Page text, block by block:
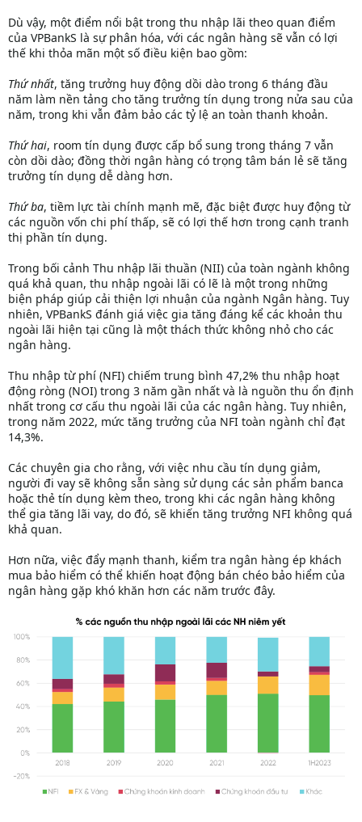
Dù vậy, một điểm nổi bật trong thu nhập lãi theo quan điểm
của VPBankS là sự phân hóa, với các ngân hàng sẽ vẫn có lợi
thế khi thỏa mãn một số điều kiện bao gồm:
Thứ nhất, tăng trưởng huy động dồi dào trong 6 tháng đầu
năm làm nền tảng cho tăng trưởng tín dụng trong nửa sau của
năm, trong khi vẫn đảm bảo các tỷ lệ an toàn thanh khoản.
Thứ hai, room tín dụng được cấp bổ sung trong tháng 7 vẫn
còn dồi dào; đồng thời ngân hàng có trọng tâm bán lẻ sẽ tăng
trưởng tín dụng dễ dàng hơn.
Thứ ba, tiềm lực tài chính mạnh mẽ, đặc biệt được huy động từ
các nguồn vốn chi phí thấp, sẽ có lợi thế hơn trong cạnh tranh
thị phần tín dụng.
Trong bối cảnh Thu nhập lãi thuần (NII) của toàn ngành không
quá khả quan, thu nhập ngoài lãi có lẽ là một trong những
biện pháp giúp cải thiện lợi nhuận của ngành Ngân hàng. Tuy
nhiên, VPBankS đánh giá việc gia tăng đáng kể các khoản thu
ngoài lãi hiện tại cũng là một thách thức không nhỏ cho các
ngân hàng.
Thu nhập từ phí (NFI) chiếm trung bình 47,2% thu nhập hoạt
động ròng (NOI) trong 3 năm gần nhất và là nguồn thu ổn định
nhất trong cơ cấu thu ngoài lãi của các ngân hàng. Tuy nhiên,
trong năm 2022, mức tăng trưởng của NFI toàn ngành chỉ đạt
14,3%.
Các chuyên gia cho rằng, với việc nhu cầu tín dụng giảm,
người đi vay sẽ không sẵn sàng sử dụng các sản phẩm banca
hoặc thẻ tín dụng kèm theo, trong khi các ngân hàng không
thể gia tăng lãi vay, do đó, sẽ khiến tăng trưởng NFI không quá
khả quan.
Hơn nữa, việc đẩy mạnh thanh, kiểm tra ngân hàng ép khách
mua bảo hiểm có thể khiến hoạt động bán chéo bảo hiểm của
ngân hàng gặp khó khăn hơn các năm trước đây.